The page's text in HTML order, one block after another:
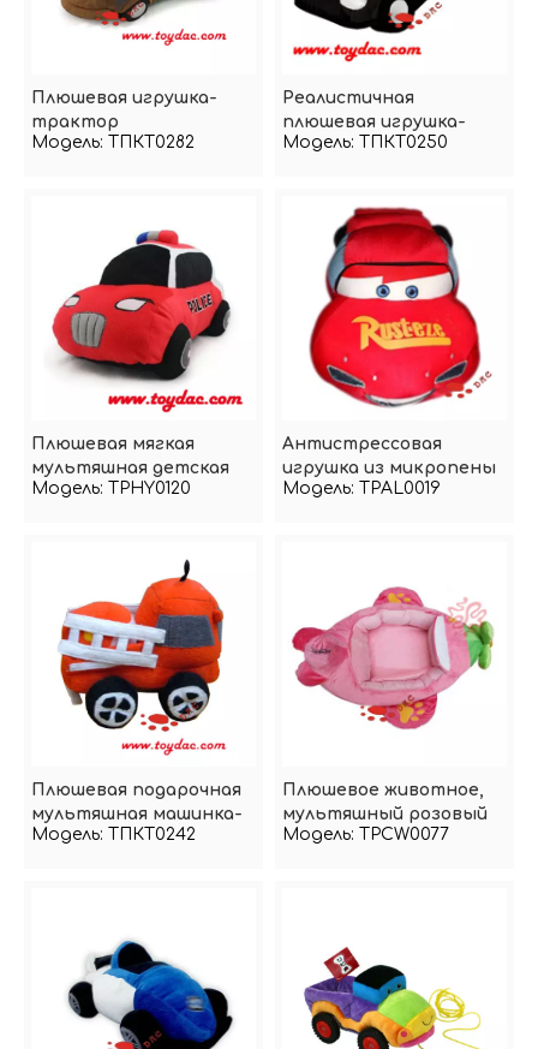
Плюшевая игрушка-
трактор
Модель: ТПКТ0282
Реалистичная
плюшевая игрушка-
гоночная машинка
Модель: ТПКТ0250
Плюшевая мягкая
мультяшная детская
машинка
Модель: TPHY0120
Антистрессовая
игрушка из микропены
из полиэстера
Модель: TPAL0019
Плюшевая подарочная
мультяшная машинка-
игрушка
Модель: ТПКТ0242
Плюшевое животное,
мультяшный розовый
автомобиль
Модель: TPCW0077